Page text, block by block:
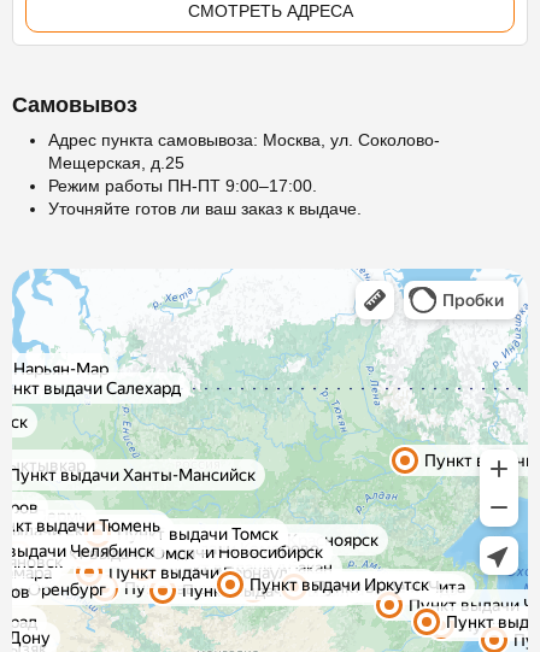
СМОТРЕТЬ АДРЕСА
Самовывоз
Адрес пункта самовывоза: Москва, ул. Соколово-
Мещерская, д.25
Режим работы ПН-ПТ 9:00–17:00.
Уточняйте готов ли ваш заказ к выдаче.